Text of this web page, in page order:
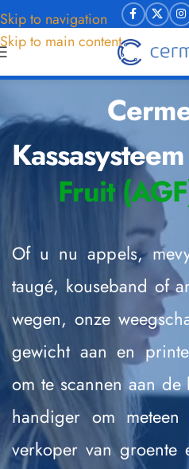
Skip to navigation
Skip to main content
Kassasysteem
Fruit
Of u nu appels,
taugé, kouseband of
wegen, onze
gewicht aan en
om te scannen aan
handiger om
verkoper van